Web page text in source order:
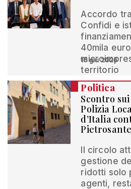
Accordo
Confidi e
40mila
territorio
16 giu 2026
Politica
Scontro
Polizia
d’Italia
Pietrosante
Il circolo
gestione
ridotti solo
agenti,